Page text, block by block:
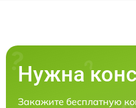
Нужна
Закажите бесплатную